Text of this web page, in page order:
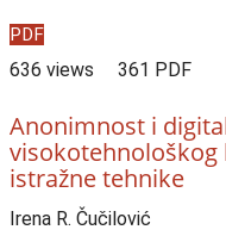
PDF
636 views 361 PDF
Anonimnost i
istražne tehnike
Irena R. Čučilović